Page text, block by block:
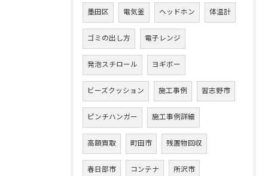
墨田区 電気釜 ヘッドホン 体温計
ゴミの出し方 電子レンジ
発泡スチロール ヨギボー
ビーズクッション 施工事例 習志野市
ピンチハンガー 施工事例詳細
高額買取 町田市 残置物回収
春日部市 コンテナ 所沢市